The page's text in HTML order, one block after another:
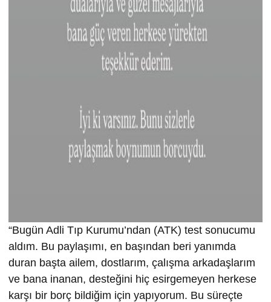
“Bugün Adli Tıp Kurumu’ndan (ATK) test sonucumu
aldım. Bu paylaşımı, en başından beri yanımda
duran başta ailem, dostlarım, çalışma arkadaşlarım
ve bana inanan, desteğini hiç esirgemeyen herkese
karşı bir borç bildiğim için yapıyorum. Bu süreçte